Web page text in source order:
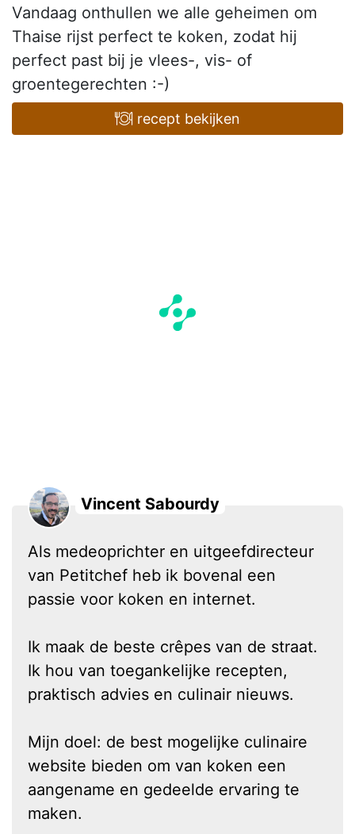
Vandaag onthullen we alle geheimen om
Thaise rijst perfect te koken, zodat hij
perfect past bij je vlees-, vis- of
groentegerechten :-)
recept bekijken
Vincent Sabourdy
Als medeoprichter en uitgeefdirecteur
van Petitchef heb ik bovenal een
passie voor koken en internet.
Ik maak de beste crêpes van de straat.
Ik hou van toegankelijke recepten,
praktisch advies en culinair nieuws.
Mijn doel: de best mogelijke culinaire
website bieden om van koken een
aangename en gedeelde ervaring te
maken.